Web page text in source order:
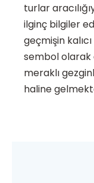
turlar
ilginç bilgiler
geçmişin
sembol olarak
meraklı
haline